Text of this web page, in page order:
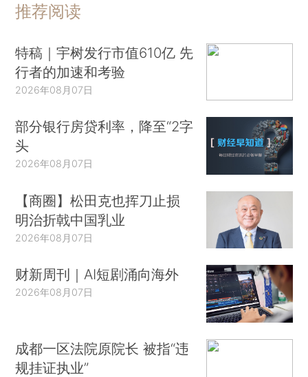
推荐阅读
特稿｜宇树发行市值610亿 先
行者的加速和考验
2026年08月07日
部分银行房贷利率，降至“2字
头
2026年08月07日
【商圈】松田克也挥刀止损
明治折戟中国乳业
2026年08月07日
财新周刊｜AI短剧涌向海外
2026年08月07日
成都一区法院原院长 被指“违
规挂证执业”